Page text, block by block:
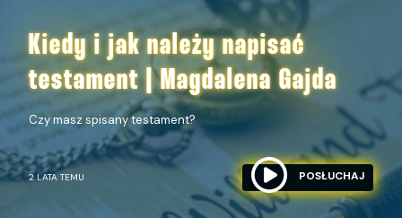
Kiedy i jak należy napisać
testament | Magdalena Gajda
Czy masz spisany testament?
2 LATA TEMU POSŁUCHAJ